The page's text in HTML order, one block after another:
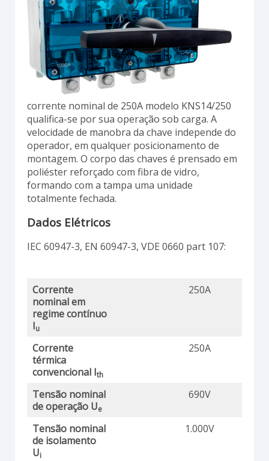
corrente nominal de 250A modelo KNS14/250
qualifica-se por sua operação sob carga. A
velocidade de manobra da chave independe do
operador, em qualquer posicionamento de
montagem. O corpo das chaves é prensado em
poliéster reforçado com fibra de vidro,
formando com a tampa uma unidade
totalmente fechada.
Dados Elétricos
IEC 60947-3, EN 60947-3, VDE 0660 part 107:
Corrente
nominal em
regime contínuo
Iu
250A
Corrente
térmica
convencional Ith
250A
Tensão nominal
de operação Ue
690V
Tensão nominal
de isolamento
Ui
1.000V